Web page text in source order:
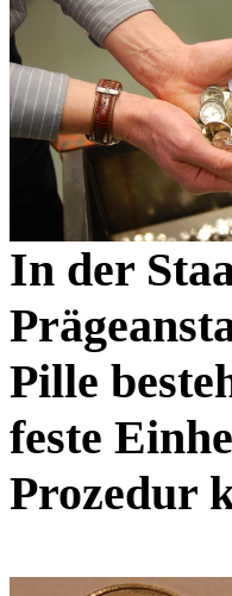
In der
Pille
feste
Prozedur